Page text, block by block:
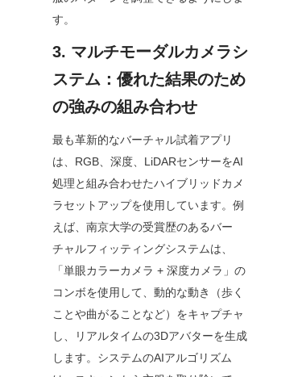
す。
3. マルチモーダルカメラシ
ステム：優れた結果のため
の強みの組み合わせ
最も革新的なバーチャル試着アプリ
は、RGB、深度、LiDARセンサーをAI
処理と組み合わせたハイブリッドカメ
ラセットアップを使用しています。例
えば、南京大学の受賞歴のあるバー
チャルフィッティングシステムは、
「単眼カラーカメラ + 深度カメラ」の
コンボを使用して、動的な動き（歩く
ことや曲がることなど）をキャプチャ
し、リアルタイムの3Dアバターを生成
します。システムのAIアルゴリズム